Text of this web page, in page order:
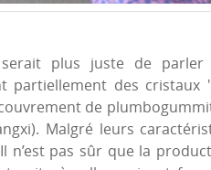
plus juste de parler
partiellement des
de
Malgré leurs
n’est pas sûr que la